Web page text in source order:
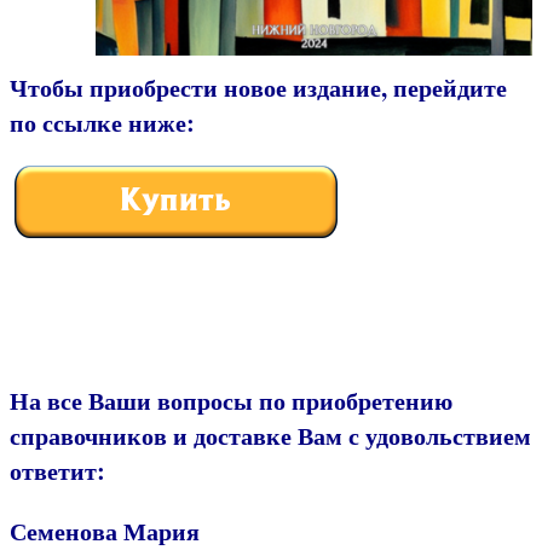
Чтобы приобрести новое издание, перейдите
по ссылке ниже:
На все Ваши вопросы по приобретению
справочников и доставке Вам с удовольствием
ответит:
Семенова Мария